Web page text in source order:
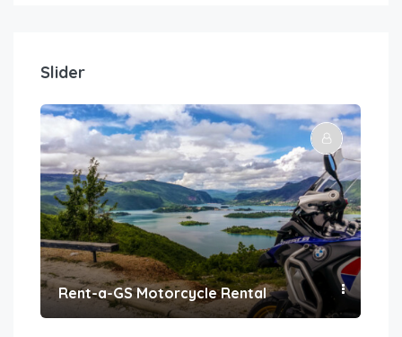
Slider
Rent-a-GS Motorcycle Rental